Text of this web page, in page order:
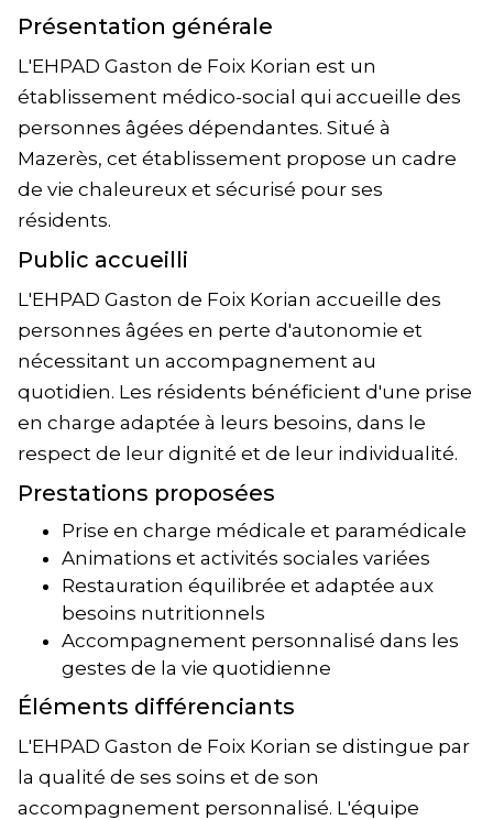
Présentation générale
L'EHPAD Gaston de Foix Korian est un
établissement médico-social qui accueille des
personnes âgées dépendantes. Situé à
Mazerès, cet établissement propose un cadre
de vie chaleureux et sécurisé pour ses
résidents.
Public accueilli
L'EHPAD Gaston de Foix Korian accueille des
personnes âgées en perte d'autonomie et
nécessitant un accompagnement au
quotidien. Les résidents bénéficient d'une prise
en charge adaptée à leurs besoins, dans le
respect de leur dignité et de leur individualité.
Prestations proposées
Prise en charge médicale et paramédicale
Animations et activités sociales variées
Restauration équilibrée et adaptée aux
besoins nutritionnels
Accompagnement personnalisé dans les
gestes de la vie quotidienne
Éléments différenciants
L'EHPAD Gaston de Foix Korian se distingue par
la qualité de ses soins et de son
accompagnement personnalisé. L'équipe